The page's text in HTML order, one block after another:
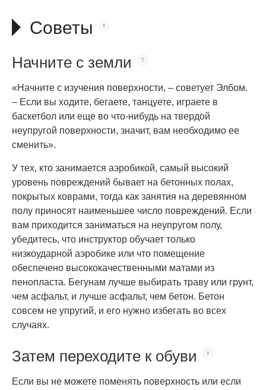
Советы
Начните с земли
«Начните с изучения поверхности, – советует Элбом.
– Если вы ходите, бегаете, танцуете, играете в
баскетбол или еще во что-нибудь на твердой
неупругой поверхности, значит, вам необходимо ее
сменить».
У тех, кто занимается аэробикой, самый высокий
уровень повреждений бывает на бетонных полах,
покрытых коврами, тогда как занятия на деревянном
полу приносят наименьшее число повреждений. Если
вам приходится заниматься на неупругом полу,
убедитесь, что инструктор обучает только
низкоударной аэробике или что помещение
обеспечено высококачественными матами из
пенопласта. Бегунам лучше выбирать траву или грунт,
чем асфальт, и лучше асфальт, чем бетон. Бетон
совсем не упругий, и его нужно избегать во всех
случаях.
Затем переходите к обуви
Если вы не можете поменять поверхность или если